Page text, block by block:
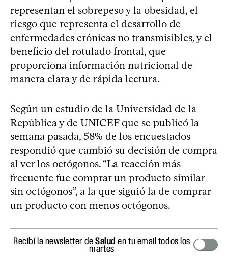
representan el sobrepeso y la obesidad, el
riesgo que representa el desarrollo de
enfermedades crónicas no transmisibles, y el
beneficio del rotulado frontal, que
proporciona información nutricional de
manera clara y de rápida lectura.
Según un estudio de la Universidad de la
República y de UNICEF que se publicó la
semana pasada, 58% de los encuestados
respondió que cambió su decisión de compra
al ver los octógonos. “La reacción más
frecuente fue comprar un producto similar
sin octógonos”, a la que siguió la de comprar
un producto con menos octógonos.
Recibí la newsletter deSalud en tu email todos los
martes